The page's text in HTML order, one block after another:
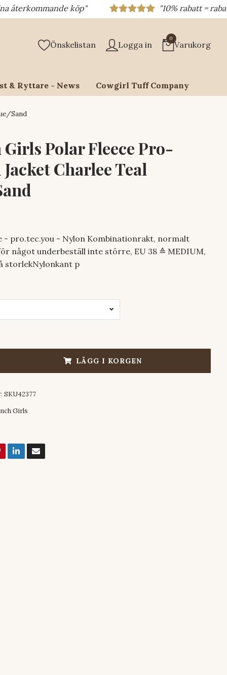
köp" "10% rabatt = rabattkod 10% =
Önskelistan Logga in
0
Varukorg
& Ryttare - News Cowgirl Tuff Company
Sand
Girls Polar Fleece Pro-
Charlee Teal
- pro.tec.you - Nylon Kombinationrakt, normalt
något underbeställ inte större, EU 38 ≙ MEDIUM,
storlekNylonkant p
LÄGG I KORGEN
SKU42377
Girls